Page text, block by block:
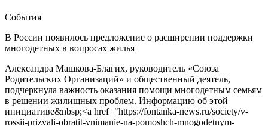
События
В России появилось предложение о расширении поддержки
многодетных в вопросах жилья
Александра Машкова-Благих, руководитель «Союза
Родительских Организаций» и общественный деятель,
подчеркнула важность оказания помощи многодетным семьям
в решении жилищных проблем. Информацию об этой
инициативе&nbsp;<a href="https://fontanka-news.ru/society/v-
rossii-prizvali-obratit-vnimanie-na-pomoshch-mnogodetnym-